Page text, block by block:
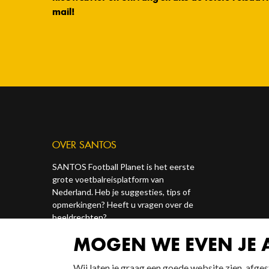
mail!
OVER SANTOS
SANTOS Football Planet is het eerste
grote voetbalreisplatform van
Nederland. Heb je suggesties, tips of
opmerkingen? Heeft u vragen over de
beeldrechten?
Contact ons via onze socials of via
redactie@santosonline.nl
MOGEN WE EVEN JE